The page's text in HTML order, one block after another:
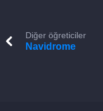
Diğer öğreticiler
Navidrome